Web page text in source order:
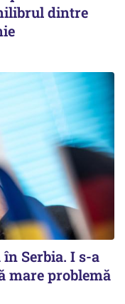
dintre
Serbia. I s-a
mare problemă